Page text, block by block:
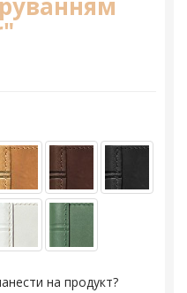
на продукт?